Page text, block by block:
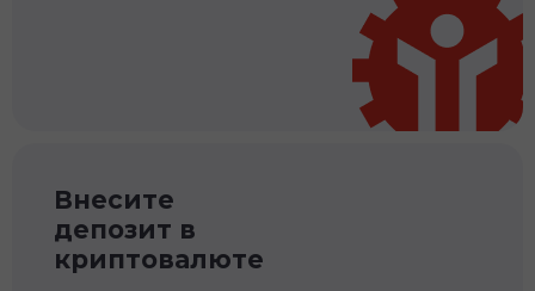
Внесите
депозит в
криптовалюте